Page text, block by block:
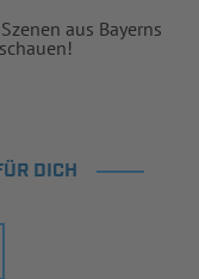
aus Bayerns
DICH